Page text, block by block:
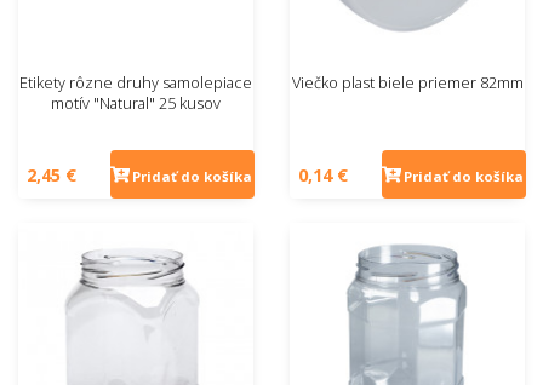
Etikety rôzne druhy samolepiace
motív "Natural" 25 kusov
2,45 € Pridať do košíka
Viečko plast biele priemer 82mm
0,14 € Pridať do košíka